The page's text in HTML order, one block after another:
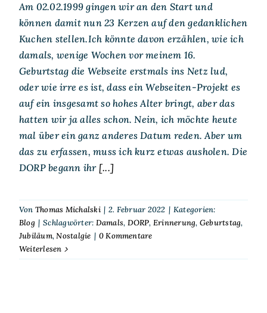
Am 02.02.1999 gingen wir an den Start und
können damit nun 23 Kerzen auf den gedanklichen
Kuchen stellen.Ich könnte davon erzählen, wie ich
damals, wenige Wochen vor meinem 16.
Geburtstag die Webseite erstmals ins Netz lud,
oder wie irre es ist, dass ein Webseiten-Projekt es
auf ein insgesamt so hohes Alter bringt, aber das
hatten wir ja alles schon. Nein, ich möchte heute
mal über ein ganz anderes Datum reden. Aber um
das zu erfassen, muss ich kurz etwas ausholen. Die
DORP begann ihr[...]
Von Thomas Michalski | 2. Februar 2022 | Kategorien:
Blog | Schlagwörter: Damals, DORP, Erinnerung, Geburtstag,
Jubiläum,Nostalgie | 0 Kommentare
Weiterlesen